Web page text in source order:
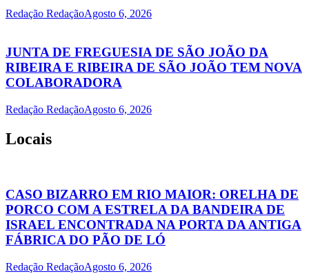
Redação RedaçãoAgosto 6, 2026
JUNTA DE FREGUESIA DE SÃO JOÃO DA
RIBEIRA E RIBEIRA DE SÃO JOÃO TEM NOVA
COLABORADORA
Redação RedaçãoAgosto 6, 2026
Locais
CASO BIZARRO EM RIO MAIOR: ORELHA DE
PORCO COM A ESTRELA DA BANDEIRA DE
ISRAEL ENCONTRADA NA PORTA DA ANTIGA
FÁBRICA DO PÃO DE LÓ
Redação RedaçãoAgosto 6, 2026